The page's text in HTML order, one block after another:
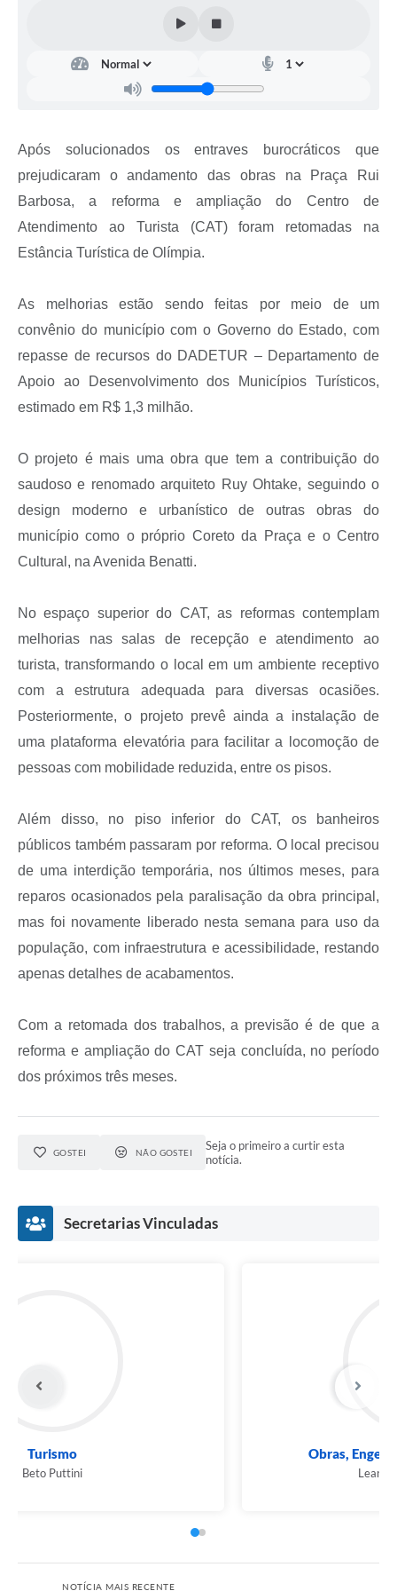
Após solucionados os entraves burocráticos que
prejudicaram o andamento das obras na Praça Rui
Barbosa, a reforma e ampliação do Centro de
Atendimento ao Turista (CAT) foram retomadas na
Estância Turística de Olímpia.
As melhorias estão sendo feitas por meio de um
convênio do município com o Governo do Estado, com
repasse de recursos do DADETUR – Departamento de
Apoio ao Desenvolvimento dos Municípios Turísticos,
estimado em R$ 1,3 milhão.
O projeto é mais uma obra que tem a contribuição do
saudoso e renomado arquiteto Ruy Ohtake, seguindo o
design moderno e urbanístico de outras obras do
município como o próprio Coreto da Praça e o Centro
Cultural, na Avenida Benatti.
No espaço superior do CAT, as reformas contemplam
melhorias nas salas de recepção e atendimento ao
turista, transformando o local em um ambiente receptivo
com a estrutura adequada para diversas ocasiões.
Posteriormente, o projeto prevê ainda a instalação de
uma plataforma elevatória para facilitar a locomoção de
pessoas com mobilidade reduzida, entre os pisos.
Além disso, no piso inferior do CAT, os banheiros
públicos também passaram por reforma. O local precisou
de uma interdição temporária, nos últimos meses, para
reparos ocasionados pela paralisação da obra principal,
mas foi novamente liberado nesta semana para uso da
população, com infraestrutura e acessibilidade, restando
apenas detalhes de acabamentos.
Com a retomada dos trabalhos, a previsão é de que a
reforma e ampliação do CAT seja concluída, no período
dos próximos três meses.
GOSTEI NÃO GOSTEI
Seja o primeiro a curtir esta
notícia.
Secretarias Vinculadas
NOTÍCIA MAIS RECENTE